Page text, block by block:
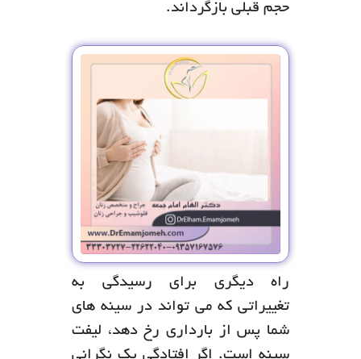
حجم قبلی بازگرداند.
راه دیگری برای رسیدگی به
تغییراتی که می تواند در سینه های
شما پس از بارداری رخ دهد، لیفت
سینه است. اگر افتادگی یک نگرانی